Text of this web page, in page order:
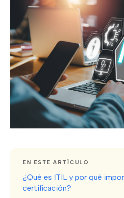
EN ESTE ARTÍCULO
¿Qué es ITIL y por qué
certificación?